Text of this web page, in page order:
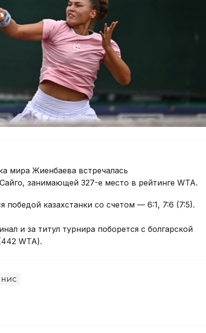
мира Жиенбаева встречалась
занимающей 327-е место в рейтинге WTA.
победой казахстанки со счетом — 6:1, 7:6 (7:5).
и за титул турнира поборется с болгарской
WTA).